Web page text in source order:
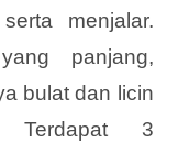
menjalar.
panjang,
bulat dan licin
Terdapat 3